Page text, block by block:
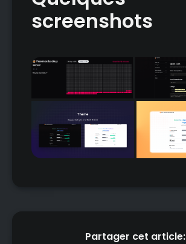
screenshots
Partager cet article: